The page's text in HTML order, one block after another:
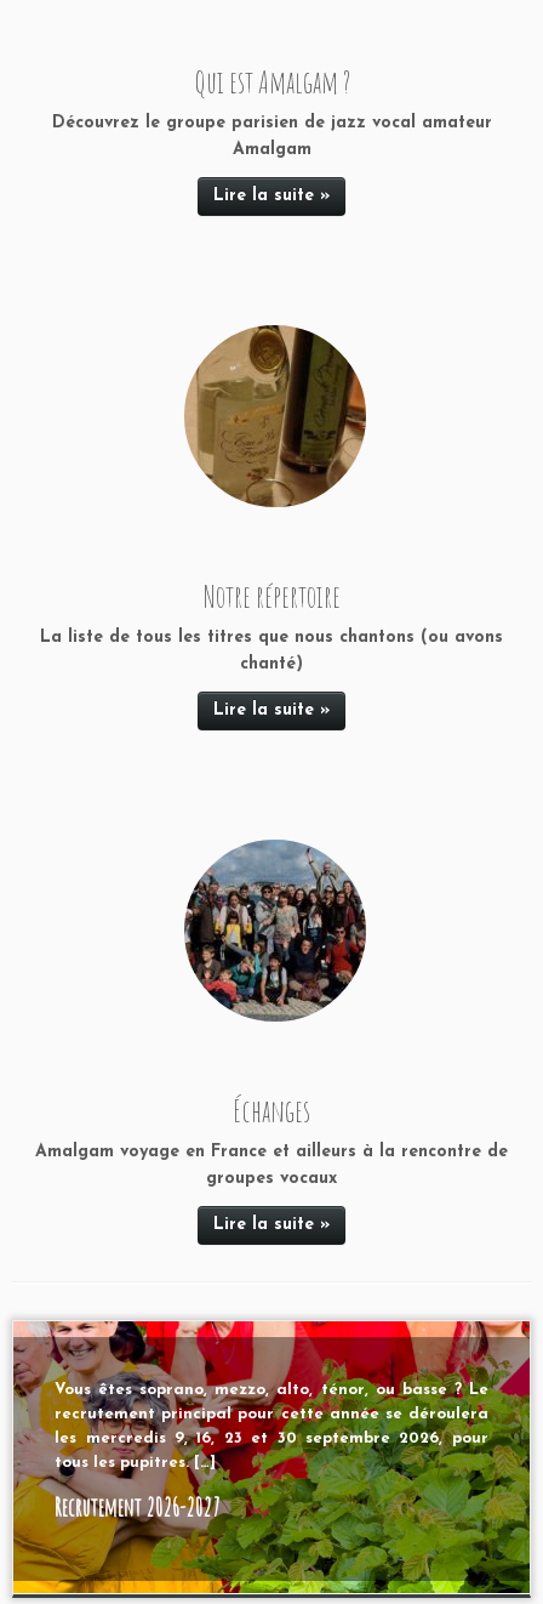
Qui est Amalgam ?
Découvrez le groupe parisien de jazz vocal amateur
Amalgam
Lire la suite »
Notre répertoire
La liste de tous les titres que nous chantons (ou avons
chanté)
Lire la suite »
Échanges
Amalgam voyage en France et ailleurs à la rencontre de
groupes vocaux
Lire la suite »
Vous êtes soprano, mezzo, alto, ténor, ou basse ? Le
recrutement principal pour cette année se déroulera
les mercredis 9, 16, 23 et 30 septembre 2026, pour
tous les pupitres. […]
Recrutement 2026-2027